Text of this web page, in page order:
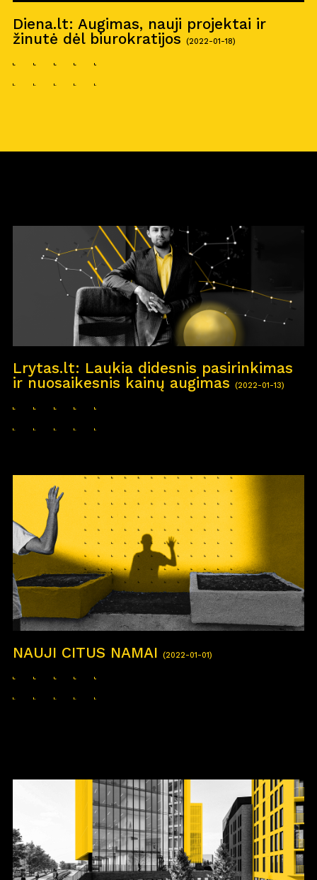
Diena.lt: Augimas, nauji projektai ir
žinutė dėl biurokratijos
(2022-01-18)
Lrytas.lt: Laukia didesnis pasirinkimas
ir nuosaikesnis kainų augimas
(2022-01-13)
NAUJI CITUS NAMAI (2022-01-01)